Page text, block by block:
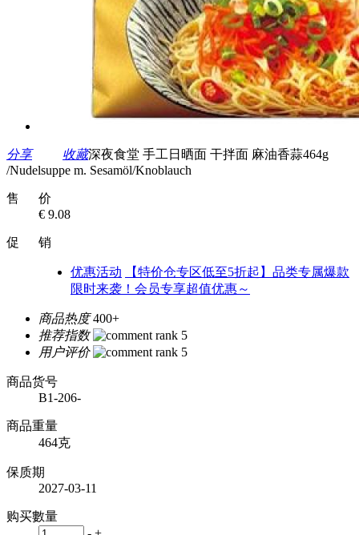
分享 收藏深夜食堂 手工日晒面 干拌面 麻油香蒜464g
/Nudelsuppe m. Sesamöl/Knoblauch
售 价
€ 9.08
促 销
优惠活动
【特价仓专区低至5折起】品类专属爆款
限时来袭！会员专享超值优惠～
商品热度 400+
推荐指数
用户评价
商品货号
B1-206-
商品重量
464克
保质期
2027-03-11
购买數量